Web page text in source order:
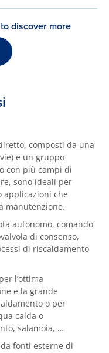
discover more
composti da una
e un gruppo
con più campi di
sono ideali per
che
manutenzione.
autonomo, comando
di consenso,
di riscaldamento
l’ottima
e la grande
o per
calda o
salamoia, …
fonti esterne di